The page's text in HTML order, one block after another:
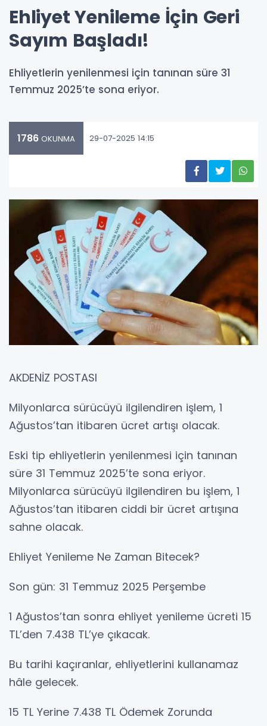
Ehliyet Yenileme İçin Geri
Sayım Başladı!
Ehliyetlerin yenilenmesi için tanınan süre 31
Temmuz 2025’te sona eriyor.
1786 OKUNMA 29-07-2025 14:15
AKDENİZ POSTASI
Milyonlarca sürücüyü ilgilendiren işlem, 1
Ağustos’tan itibaren ücret artışı olacak.
Eski tip ehliyetlerin yenilenmesi için tanınan
süre 31 Temmuz 2025’te sona eriyor.
Milyonlarca sürücüyü ilgilendiren bu işlem, 1
Ağustos’tan itibaren ciddi bir ücret artışına
sahne olacak.
Ehliyet Yenileme Ne Zaman Bitecek?
Son gün: 31 Temmuz 2025 Perşembe
1 Ağustos’tan sonra ehliyet yenileme ücreti 15
TL’den 7.438 TL’ye çıkacak.
Bu tarihi kaçıranlar, ehliyetlerini kullanamaz
hâle gelecek.
15 TL Yerine 7.438 TL Ödemek Zorunda